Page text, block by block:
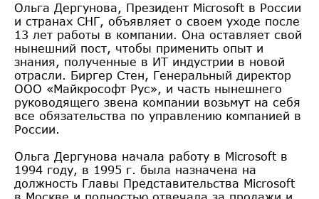
Ольга Дергунова, Президент Microsoft в России
и странах СНГ, объявляет о своем уходе после
13 лет работы в компании. Она оставляет свой
нынешний пост, чтобы применить опыт и
знания, полученные в ИТ индустрии в новой
отрасли. Биргер Стен, Генеральный директор
ООО «Майкрософт Рус», и часть нынешнего
руководящего звена компании возьмут на себя
все обязательства по управлению компанией в
России.
Ольга Дергунова начала работу в Microsoft в
1994 году, в 1995 г. была назначена на
должность Главы Представительства Microsoft